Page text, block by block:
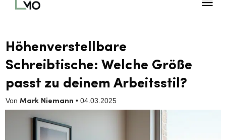
Höhenverstellbare
Schreibtische: Welche Größe
passt zu deinem Arbeitsstil?
Von Mark Niemann • 04.03.2025